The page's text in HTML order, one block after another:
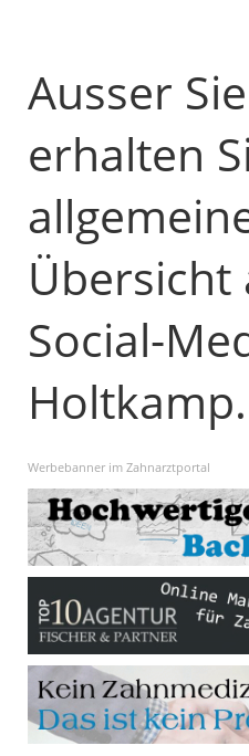
Ausser
erhalten
Social-
Holtkamp.
Werbebanner im Zahnarztportal